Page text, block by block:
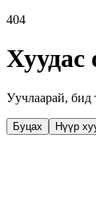
404
Хуудас
Уучлаарай, бид
Буцах Нүүр